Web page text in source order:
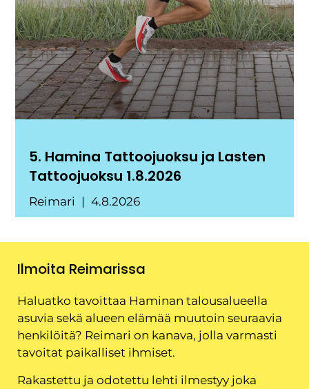
5. Hamina Tattoojuoksu ja Lasten
Tattoojuoksu 1.8.2026
Reimari 4.8.2026
Ilmoita Reimarissa
Haluatko tavoittaa Haminan talousalueella
asuvia sekä alueen elämää muutoin seuraavia
henkilöitä? Reimari on kanava, jolla varmasti
tavoitat paikalliset ihmiset.
Rakastettu ja odotettu lehti ilmestyy joka